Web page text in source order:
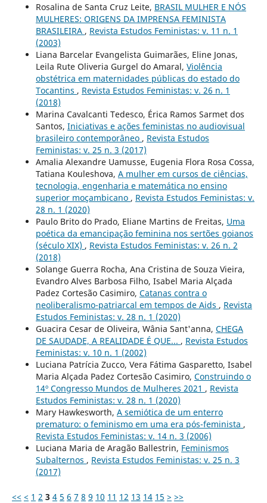
Rosalina de Santa Cruz Leite, BRASIL MULHER E NÓS
MULHERES: ORIGENS DA IMPRENSA FEMINISTA
BRASILEIRA , Revista Estudos Feministas: v. 11 n. 1
(2003)
Liana Barcelar Evangelista Guimarães, Eline Jonas,
Leila Rute Oliveria Gurgel do Amaral, Violência
obstétrica em maternidades públicas do estado do
Tocantins , Revista Estudos Feministas: v. 26 n. 1
(2018)
Marina Cavalcanti Tedesco, Érica Ramos Sarmet dos
Santos, Iniciativas e ações feministas no audiovisual
brasileiro contemporâneo , Revista Estudos
Feministas: v. 25 n. 3 (2017)
Amalia Alexandre Uamusse, Eugenia Flora Rosa Cossa,
Tatiana Kouleshova, A mulher em cursos de ciências,
tecnologia, engenharia e matemática no ensino
superior moçambicano , Revista Estudos Feministas: v.
28 n. 1 (2020)
Paulo Brito do Prado, Eliane Martins de Freitas, Uma
poética da emancipação feminina nos sertões goianos
(século XIX) , Revista Estudos Feministas: v. 26 n. 2
(2018)
Solange Guerra Rocha, Ana Cristina de Souza Vieira,
Evandro Alves Barbosa Filho, Isabel Maria Alçada
Padez Cortesão Casimiro, Catanas contra o
neoliberalismo-patriarcal em tempos de Aids , Revista
Estudos Feministas: v. 28 n. 1 (2020)
Guacira Cesar de Oliveira, Wânia Sant'anna, CHEGA
DE SAUDADE, A REALIDADE É QUE... , Revista Estudos
Feministas: v. 10 n. 1 (2002)
Luciana Patrícia Zucco, Vera Fátima Gasparetto, Isabel
Maria Alçada Padez Cortesão Casimiro, Construindo o
14º Congresso Mundos de Mulheres 2021 , Revista
Estudos Feministas: v. 28 n. 1 (2020)
Mary Hawkesworth, A semiótica de um enterro
prematuro: o feminismo em uma era pós-feminista ,
Revista Estudos Feministas: v. 14 n. 3 (2006)
Luciana Maria de Aragão Ballestrin, Feminismos
Subalternos , Revista Estudos Feministas: v. 25 n. 3
(2017)
<< < 1 2 3 4 5 6 7 8 9 10 11 12 13 14 15 > >>